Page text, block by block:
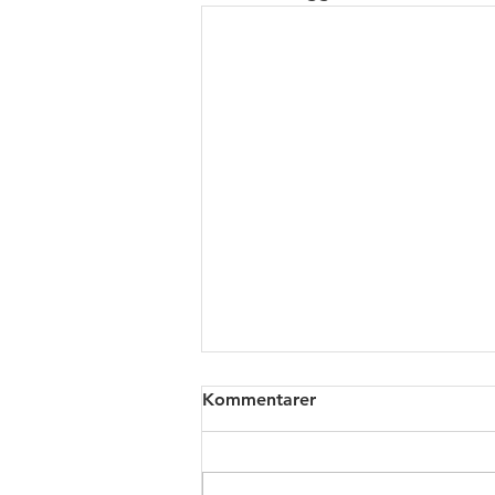
Fisketävling lördagen den 6
Kommentarer